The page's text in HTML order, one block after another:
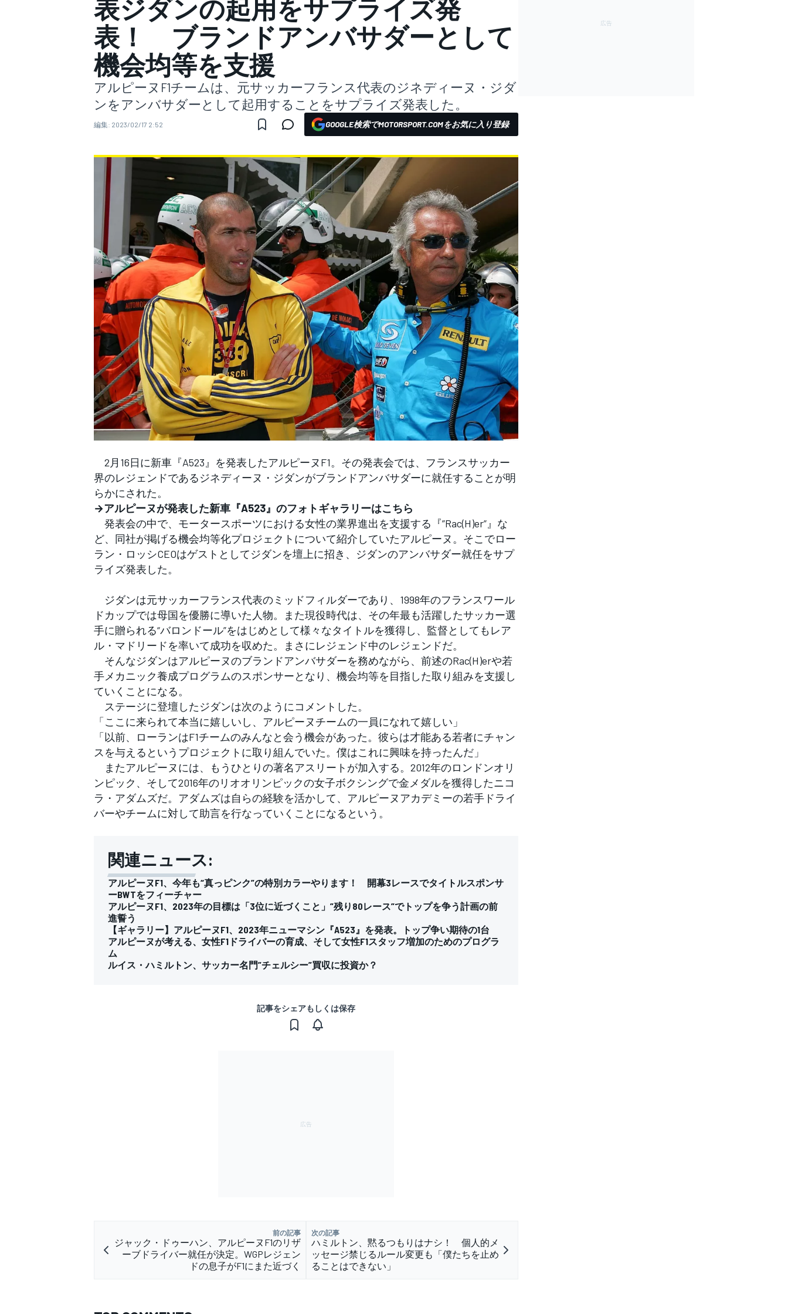
スーパーフォーミュラ
スーパーGT
WEC
フォーミュラE
表ジダンの起用をサプライズ発
表！ ブランドアンバサダーとして
機会均等を支援
アルピーヌF1チームは、元サッカーフランス代表のジネディーヌ・ジダ
ンをアンバサダーとして起用することをサプライズ発表した。
編集: 2023/02/17 2:52 GOOGLE検索でMOTORSPORT.COMをお気に入り登録
2月16日に新車『A523』を発表したアルピーヌF1。その発表会では、フランスサッカー
界のレジェンドであるジネディーヌ・ジダンがブランドアンバサダーに就任することが明
らかにされた。
→アルピーヌが発表した新車『A523』のフォトギャラリーはこちら
発表会の中で、モータースポーツにおける女性の業界進出を支援する『”Rac(H)er”』な
ど、同社が掲げる機会均等化プロジェクトについて紹介していたアルピーヌ。そこでロー
ラン・ロッシCEOはゲストとしてジダンを壇上に招き、ジダンのアンバサダー就任をサプ
ライズ発表した。
ジダンは元サッカーフランス代表のミッドフィルダーであり、1998年のフランスワール
ドカップでは母国を優勝に導いた人物。また現役時代は、その年最も活躍したサッカー選
手に贈られる“バロンドール”をはじめとして様々なタイトルを獲得し、監督としてもレア
ル・マドリードを率いて成功を収めた。まさにレジェンド中のレジェンドだ。
そんなジダンはアルピーヌのブランドアンバサダーを務めながら、前述のRac(H)erや若
手メカニック養成プログラムのスポンサーとなり、機会均等を目指した取り組みを支援し
ていくことになる。
ステージに登壇したジダンは次のようにコメントした。
「ここに来られて本当に嬉しいし、アルピーヌチームの一員になれて嬉しい」
「以前、ローランはF1チームのみんなと会う機会があった。彼らは才能ある若者にチャン
スを与えるというプロジェクトに取り組んでいた。僕はこれに興味を持ったんだ」
またアルピーヌには、もうひとりの著名アスリートが加入する。2012年のロンドンオリ
ンピック、そして2016年のリオオリンピックの女子ボクシングで金メダルを獲得したニコ
ラ・アダムズだ。アダムズは自らの経験を活かして、アルピーヌアカデミーの若手ドライ
バーやチームに対して助言を行なっていくことになるという。
関連ニュース:
アルピーヌF1、今年も“真っピンク”の特別カラーやります！ 開幕3レースでタイトルスポンサ
ーBWTをフィーチャー
アルピーヌF1、2023年の目標は「3位に近づくこと」”残り80レース”でトップを争う計画の前
進誓う
【ギャラリー】アルピーヌF1、2023年ニューマシン『A523』を発表。トップ争い期待の1台
アルピーヌが考える、女性F1ドライバーの育成、そして女性F1スタッフ増加のためのプログラ
ム
ルイス・ハミルトン、サッカー名門”チェルシー”買収に投資か？
記事をシェアもしくは保存
前の記事
ジャック・ドゥーハン、アルピーヌF1のリザ
ーブドライバー就任が決定。WGPレジェン
ドの息子がF1にまた近づく
次の記事
ハミルトン、黙るつもりはナシ！ 個人的メ
ッセージ禁じるルール変更も「僕たちを止め
ることはできない」